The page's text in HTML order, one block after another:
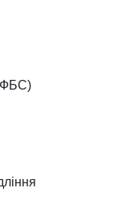
ФБС)